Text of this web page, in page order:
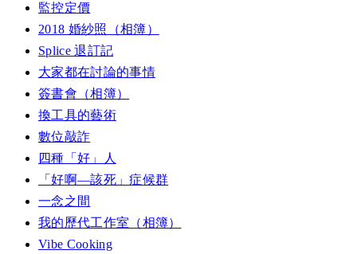
監控定價
2018 婚紗照（相簿）
Splice 退訂記
大家都在討論的事情
簽書會（相簿）
換工具的藝術
數位敲詐
四種「好」人
「好啊—該死」症候群
一念之間
我的歷代工作室（相簿）
Vibe Cooking